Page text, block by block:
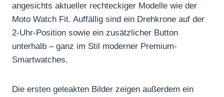
angesichts aktueller rechteckiger Modelle wie der
Moto Watch Fit. Auffällig sind ein Drehkrone auf der
2-Uhr-Position sowie ein zusätzlicher Button
unterhalb – ganz im Stil moderner Premium-
Smartwatches.
Die ersten geleakten Bilder zeigen außerdem ein